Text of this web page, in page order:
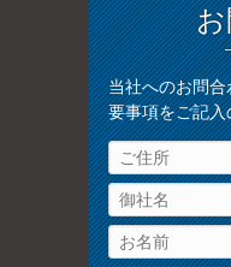
当社へのお問合
要事項をご記入